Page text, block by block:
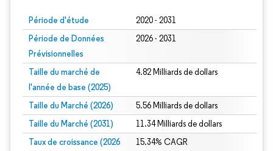
Période d'étude 2020 - 2031
Période de Données
Prévisionnelles
2026 - 2031
Taille du marché de
l'année de base (2025)
4.82 Milliards de dollars
Taille du Marché (2026) 5.56 Milliards de dollars
Taille du Marché (2031) 11.34 Milliards de dollars
Taux de croissance (2026
15.34% CAGR